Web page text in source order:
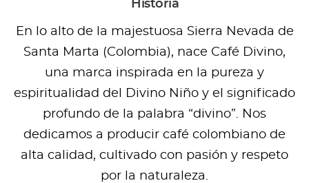
Historia
En lo alto de la majestuosa Sierra Nevada de
Santa Marta (Colombia), nace Café Divino,
una marca inspirada en la pureza y
espiritualidad del Divino Niño y el significado
profundo de la palabra “divino”. Nos
dedicamos a producir café colombiano de
alta calidad, cultivado con pasión y respeto
por la naturaleza.